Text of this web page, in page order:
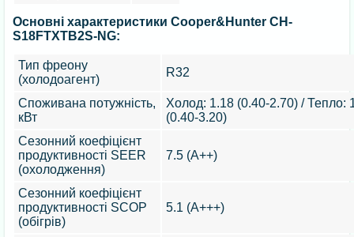
Основні характеристики Cooper&Hunter CH-
S18FTXTB2S-NG:
Тип фреону
(холодоагент)
R32
Споживана потужність,
кВт
Холод: 1.18 (0.40-2.70) / Тепло:
(0.40-3.20)
Сезонний коефіцієнт
продуктивності SEER
(охолодження)
7.5 (А++)
Сезонний коефіцієнт
продуктивності SCOP
(обігрів)
5.1 (А+++)